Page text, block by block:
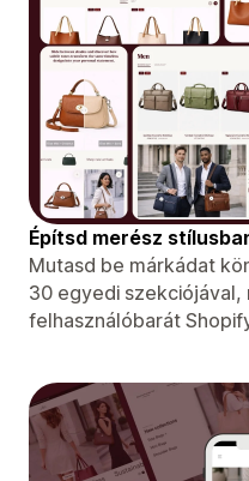
Építsd merész
Mutasd be márkádat
30 egyedi szekciójával,
felhasználóbarát